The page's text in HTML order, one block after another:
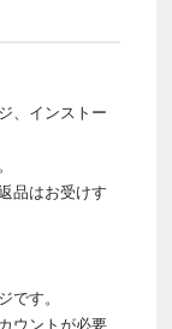
、インストー
品はお受けす
です。
ウントが必要